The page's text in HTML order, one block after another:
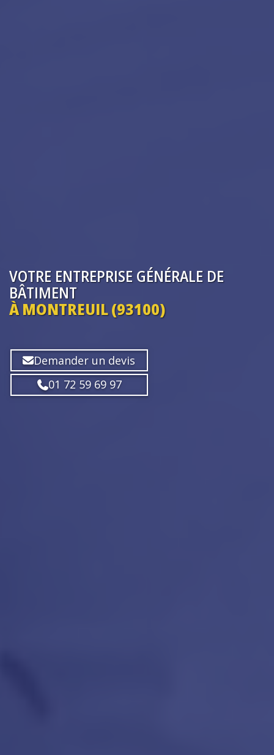
VOTRE ENTREPRISE GÉNÉRALE DE
BÂTIMENT
À MONTREUIL (93100)
Demander un devis
01 72 59 69 97